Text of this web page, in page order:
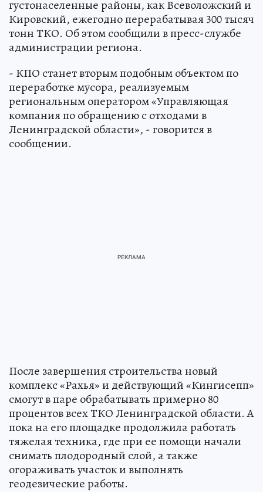
густонаселенные районы, как Всеволожский и
Кировский, ежегодно перерабатывая 300 тысяч
тонн ТКО. Об этом сообщили в пресс-службе
администрации региона.
- КПО станет вторым подобным объектом по
переработке мусора, реализуемым
региональным оператором «Управляющая
компания по обращению с отходами в
Ленинградской области», - говорится в
сообщении.
После завершения строительства новый
комплекс «Рахья» и действующий «Кингисепп»
смогут в паре обрабатывать примерно 80
процентов всех ТКО Ленинградской области. А
пока на его площадке продолжила работать
тяжелая техника, где при ее помощи начали
снимать плодородный слой, а также
огораживать участок и выполнять
геодезические работы.